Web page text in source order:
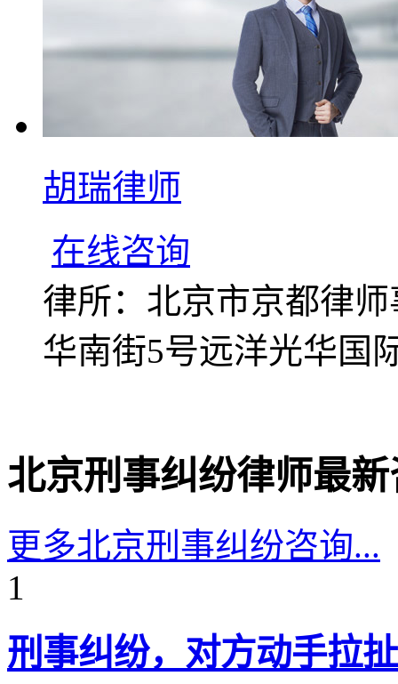
胡瑞律师
在线咨询
律所：北京市京都律
华南街5号远洋光华国
北京刑事纠纷律师最
更多北京刑事纠纷咨询...
1
刑事纠纷，对方动手拉